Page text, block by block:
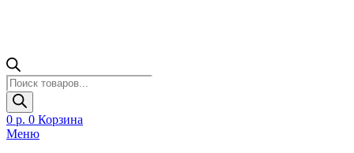
Поиск
товаров
0 р. 0 Корзина
Меню